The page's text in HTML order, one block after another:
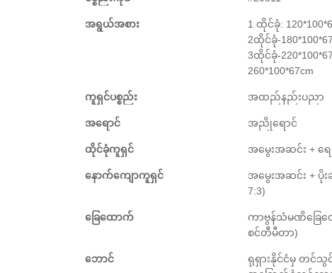
အရွယ်အစား
1 ထိုင်ခုံ:
2ထိုင်ခုံ-
3ထိုင်ခုံ-
260*100*67cm
ကူရှင်ပစ္စည်း အထည်နည်းပညာ
အရောင် အညိုရောင်
ထိုင်ခုံကူရှင် အမွေးအဆင်း + ရေ
နောက်ကျောကူရှင်
အမွေးအဆင်း + ပိုး
7:3)
ခြေထောက်
ကာဗွန်သံမဏိခြေထ
စင်တီမီတာ)
ဘောင်
ရုရှားနိုင်ငံမှ တင်သွ